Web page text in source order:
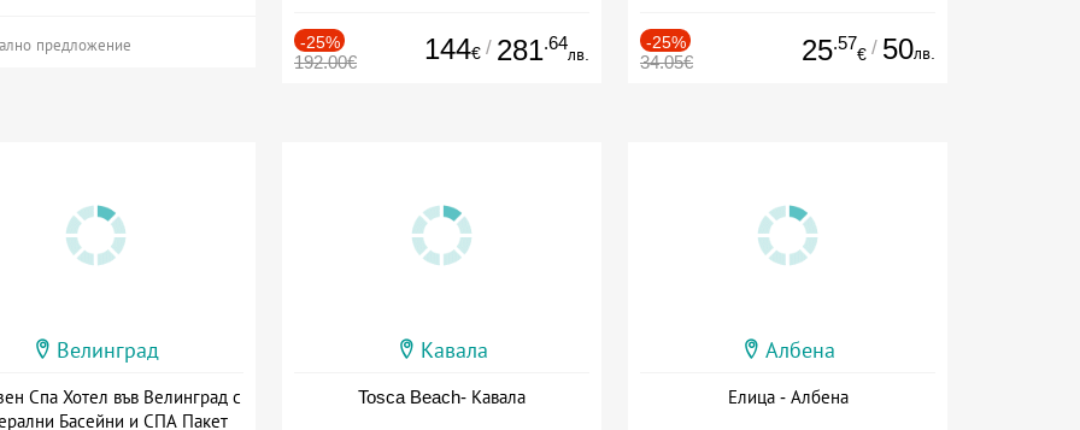
предложение -25%
192.00€ 144€ / 281.64
лв.
-25%
34.05€ 25.57
€ / 50лв.
Велинград
Спа Хотел във Велинград с
Басейни и СПА Пакет
Кавала
Tosca Beach- Кавала
Албена
Елица - Албена